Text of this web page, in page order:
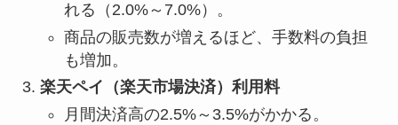
れる（2.0%～7.0%）。
商品の販売数が増えるほど、手数料の負担
も増加。
楽天ペイ（楽天市場決済）利用料
月間決済高の2.5%～3.5%がかかる。